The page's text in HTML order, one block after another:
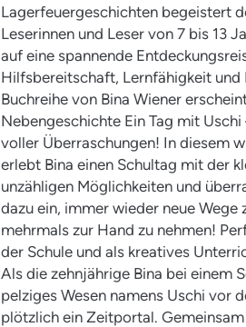
Lagerfeuergeschichten begeistert
Leserinnen und Leser von 7 bis 13
auf eine spannende
Hilfsbereitschaft, Lernfähigkeit
Buchreihe von Bina Wiener
Nebengeschichte Ein Tag mit
voller Überraschungen! In diesem
erlebt Bina einen Schultag mit der
unzähligen Möglichkeiten und
dazu ein, immer wieder neue Wege
mehrmals zur Hand zu nehmen!
der Schule und als kreatives
Als die zehnjährige Bina bei einem
pelziges Wesen namens Uschi vor
plötzlich ein Zeitportal.